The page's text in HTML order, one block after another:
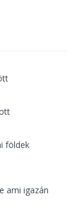
földek
ami igazán